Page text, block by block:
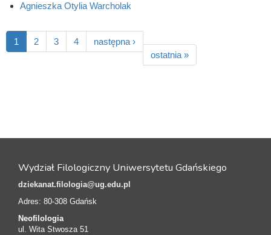
Agnieszka Otylia Warcholak
1 2 3 4
następna ›
ostatnia »
Wydział Filologiczny Uniwersytetu Gdańskiego
dziekanat.filologia@ug.edu.pl
Adres: 80-308 Gdańsk
Neofilologia
ul. Wita Stwosza 51